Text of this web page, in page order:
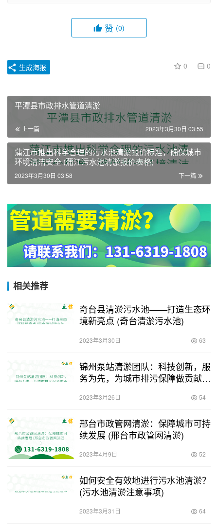
赞 (0)
0 0
生成海报
平潭县市政排水管道清淤
上一篇 2023年3月30日 03:55
蒲江市推出科学合理的污水池清淤报价标准，确保城市
环境清洁安全 (蒲江污水池清淤报价表格)
下一篇
2023年3月30日 03:58
相关推荐
奇台县清淤污水池——打造生态环
境新亮点 (奇台清淤污水池)
2023年3月30日 63
锦州泵站清淤团队：科技创新，服
务为先，为城市排污保障做贡献。
2023年3月26日 54
邢台市政管网清淤：保障城市可持
续发展 (邢台市政管网清淤)
2023年4月9日 52
如何安全有效地进行污水池清淤？
(污水池清淤注意事项)
2023年3月31日 64